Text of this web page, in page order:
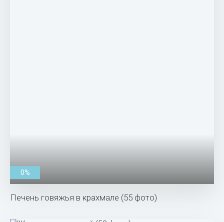
0%
Печень говяжья в крахмале (55 фото)